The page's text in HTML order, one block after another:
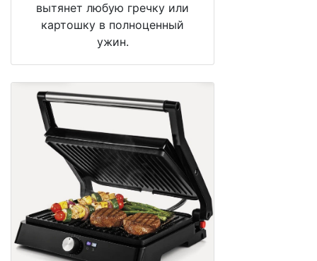
вытянет любую гречку или
картошку в полноценный
ужин.